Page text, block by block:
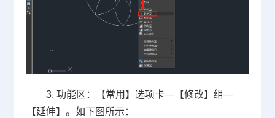
3. 功能区：【常用】选项卡—【修改】组—
【延伸】。如下图所示：